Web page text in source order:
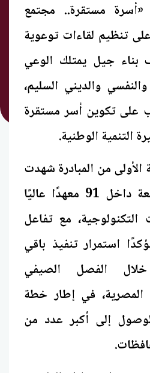
مستقرة.. مجتمع
تنظيم لقاءات توعوية
بناء جيل يمتلك الوعي
والديني السليم،
على تكوين أسر مستقرة
التنمية الوطنية.
الأولى من المبادرة شهدت
تنفيذ فعاليات موسعة داخل 91 معهدًا عاليًا
مع تفاعل
استمرار تنفيذ باقي
خلال الفصل الصيفي
المصرية، في إطار خطة
إلى أكبر عدد من